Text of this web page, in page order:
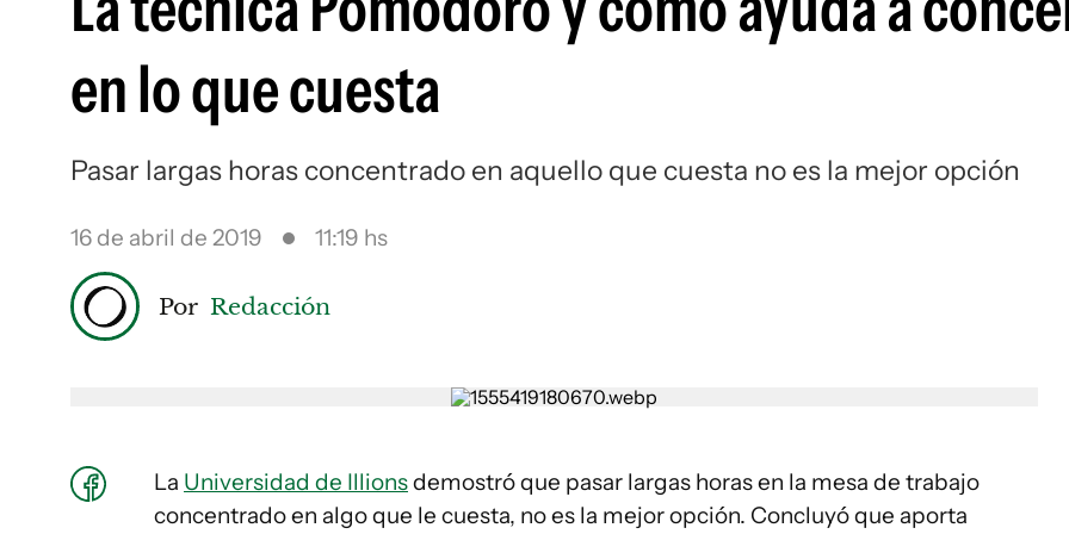
en lo que cuesta
Pasar largas horas concentrado en aquello que cuesta no es la mejor opción
16 de abril de 2019 11:19 hs
Por Redacción
La Universidad de Illionsdemostró que pasar largas horas en la mesa de trabajo
concentrado en algo que le cuesta, no es la mejor opción. Concluyó que aporta